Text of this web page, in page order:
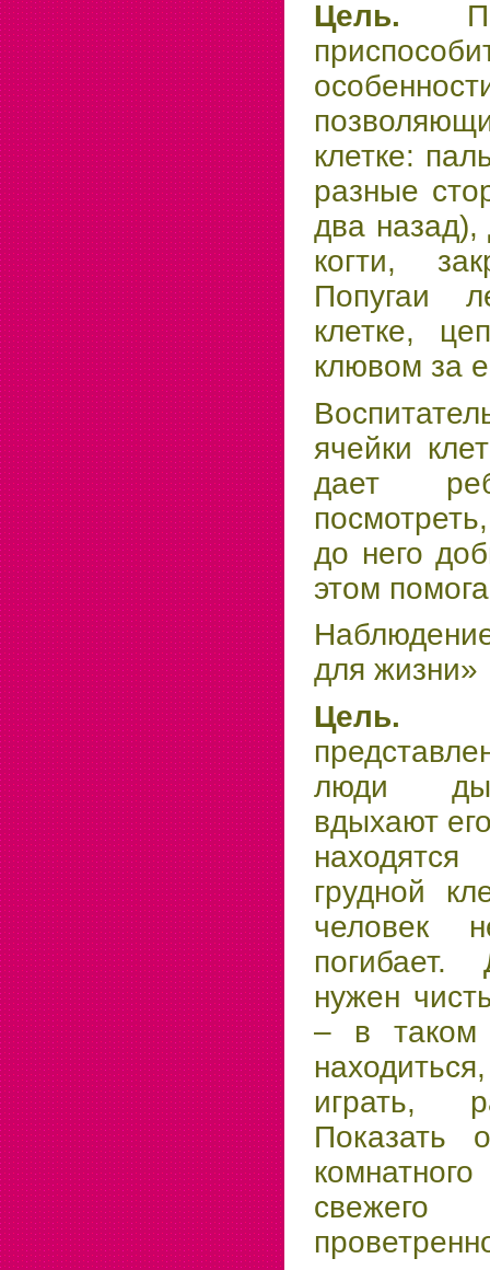
Цель.
клетке:
разные
два назад),
когти,
Попугаи
клетке,
клювом за
ячейки
дает
до него
этом
для жизни»
люди
вдыхают
грудной
человек
нужен
– в таком
играть,
Показать